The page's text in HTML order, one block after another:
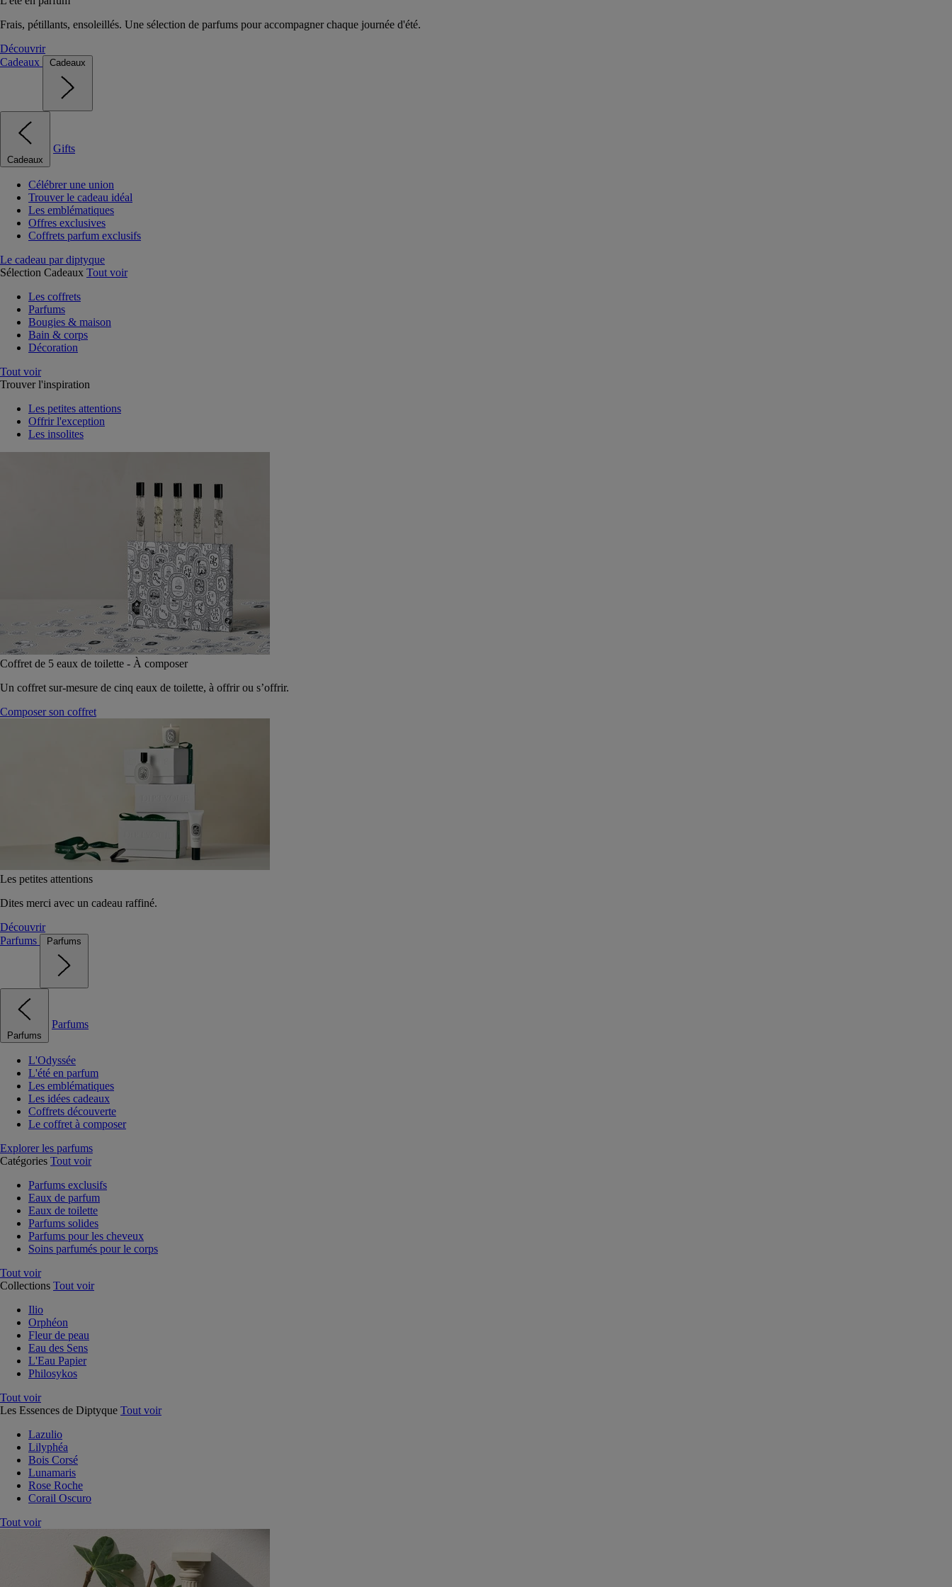
Frais, pétillants, ensoleillés. Une sélection de parfums pour accompagner chaque journée d'été.
Découvrir
Cadeaux
Cadeaux
Cadeaux
Gifts
Célébrer une union
Trouver le cadeau idéal
Les emblématiques
Offres exclusives
Coffrets parfum exclusifs
Le cadeau par diptyque
Sélection Cadeaux Tout voir
Les coffrets
Parfums
Bougies & maison
Bain & corps
Décoration
Tout voir
Trouver l'inspiration
Les petites attentions
Offrir l'exception
Les insolites
Coffret de 5 eaux de toilette - À composer
Un coffret sur-mesure de cinq eaux de toilette, à offrir ou s’offrir.
Composer son coffret
Les petites attentions
Dites merci avec un cadeau raffiné.
Découvrir
Parfums
Parfums
Parfums
Parfums
L'Odyssée
L'été en parfum
Les emblématiques
Les idées cadeaux
Coffrets découverte
Le coffret à composer
Explorer les parfums
Catégories Tout voir
Parfums exclusifs
Eaux de parfum
Eaux de toilette
Parfums solides
Parfums pour les cheveux
Soins parfumés pour le corps
Tout voir
Collections Tout voir
Ilio
Orphéon
Fleur de peau
Eau des Sens
L'Eau Papier
Philosykos
Tout voir
Les Essences de Diptyque Tout voir
Lazulio
Lilyphéa
Bois Corsé
Lunamaris
Rose Roche
Corail Oscuro
Tout voir